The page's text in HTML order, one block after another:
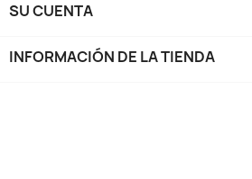
SU CUENTA
INFORMACIÓN DE LA TIENDA